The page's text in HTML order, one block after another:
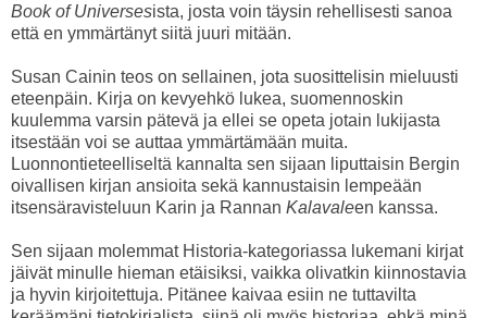
Book of Universesista, josta voin täysin rehellisesti sanoa
että en ymmärtänyt siitä juuri mitään.
Susan Cainin teos on sellainen, jota suosittelisin mieluusti
eteenpäin. Kirja on kevyehkö lukea, suomennoskin
kuulemma varsin pätevä ja ellei se opeta jotain lukijasta
itsestään voi se auttaa ymmärtämään muita.
Luonnontieteelliseltä kannalta sen sijaan liputtaisin Bergin
oivallisen kirjan ansioita sekä kannustaisin lempeään
itsensäravisteluun Karin ja Rannan Kalavaleen kanssa.
Sen sijaan molemmat Historia-kategoriassa lukemani kirjat
jäivät minulle hieman etäisiksi, vaikka olivatkin kiinnostavia
ja hyvin kirjoitettuja. Pitänee kaivaa esiin ne tuttavilta